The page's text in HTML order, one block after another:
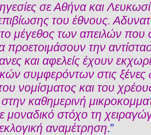
ηγεσίες σε Αθήνα και
του έθνους.
μέγεθος των απειλών
την
και αφελείς έχουν
συμφερόντων στις ξένες
νομίσματος και του
καθημερινή
μοναδικό στόχο τη
αναμέτρηση.”